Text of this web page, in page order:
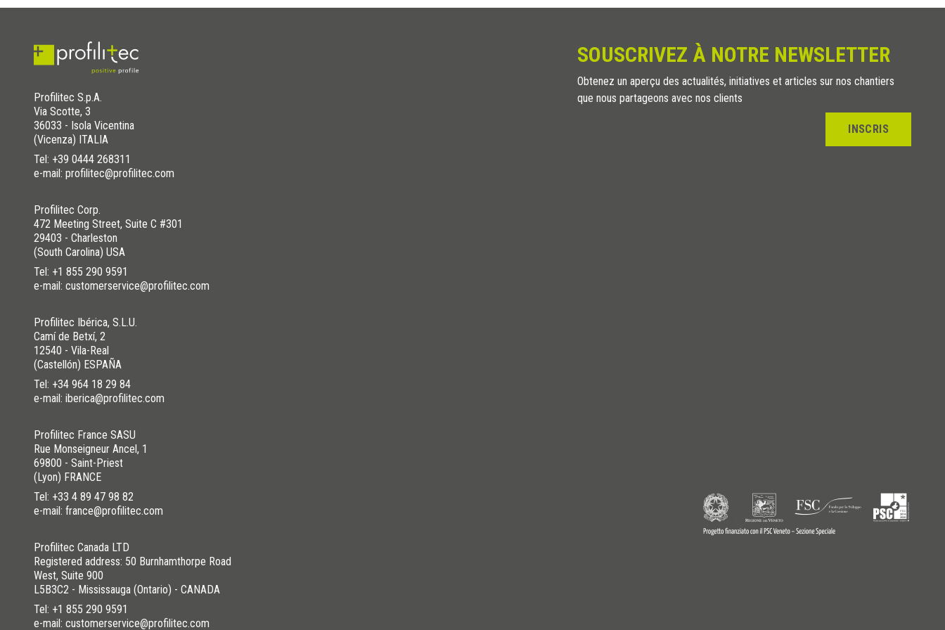
Profilitec S.p.A.
Via Scotte, 3
36033 - Isola Vicentina
(Vicenza) ITALIA
Tel: +39 0444 268311
e-mail: profilitec@profilitec.com
Profilitec Corp.
472 Meeting Street, Suite C #301
29403 - Charleston
(South Carolina) USA
Tel: +1 855 290 9591
e-mail: customerservice@profilitec.com
Profilitec Ibérica, S.L.U.
Camí de Betxí, 2
12540 - Vila-Real
(Castellón) ESPAÑA
Tel: +34 964 18 29 84
e-mail: iberica@profilitec.com
Profilitec France SASU
Rue Monseigneur Ancel, 1
69800 - Saint-Priest
(Lyon) FRANCE
Tel: +33 4 89 47 98 82
e-mail: france@profilitec.com
Profilitec Canada LTD
Registered address: 50 Burnhamthorpe Road
West, Suite 900
L5B3C2 - Mississauga (Ontario) - CANADA
Tel: +1 855 290 9591
e-mail: customerservice@profilitec.com
SOUSCRIVEZ À NOTRE NEWSLETTER
Obtenez un aperçu des actualités, initiatives et articles sur nos chantiers
que nous partageons avec nos clients
INSCRIS